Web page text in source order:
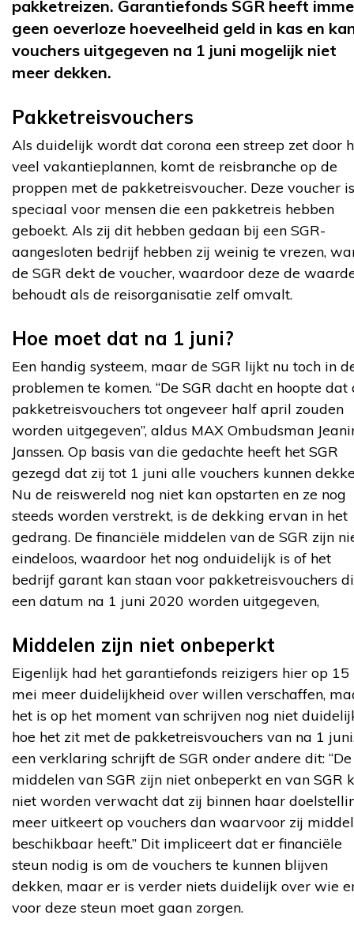
pakketreizen. Garantiefonds SGR heeft
geen oeverloze hoeveelheid geld in kas en
vouchers uitgegeven na 1 juni mogelijk niet
meer dekken.
Pakketreisvouchers
Als duidelijk wordt dat corona een streep zet door
veel vakantieplannen, komt de reisbranche op de
proppen met de pakketreisvoucher. Deze voucher is
speciaal voor mensen die een pakketreis hebben
geboekt. Als zij dit hebben gedaan bij een SGR-
aangesloten bedrijf hebben zij weinig te vrezen,
de SGR dekt de voucher, waardoor deze de
behoudt als de reisorganisatie zelf omvalt.
Hoe moet dat na 1 juni?
Een handig systeem, maar de SGR lijkt nu toch in
problemen te komen. “De SGR dacht en hoopte dat
pakketreisvouchers tot ongeveer half april zouden
worden uitgegeven”, aldus MAX Ombudsman
Janssen. Op basis van die gedachte heeft het SGR
gezegd dat zij tot 1 juni alle vouchers kunnen
Nu de reiswereld nog niet kan opstarten en ze nog
steeds worden verstrekt, is de dekking ervan in het
gedrang. De financiële middelen van de SGR zijn
eindeloos, waardoor het nog onduidelijk is of het
bedrijf garant kan staan voor pakketreisvouchers
een datum na 1 juni 2020 worden uitgegeven,
Middelen zijn niet onbeperkt
Eigenlijk had het garantiefonds reizigers hier op 15
mei meer duidelijkheid over willen verschaffen,
het is op het moment van schrijven nog niet
hoe het zit met de pakketreisvouchers van na 1
een verklaring schrijft de SGR onder andere dit: “De
middelen van SGR zijn niet onbeperkt en van SGR
niet worden verwacht dat zij binnen haar
meer uitkeert op vouchers dan waarvoor zij
beschikbaar heeft.” Dit impliceert dat er financiële
steun nodig is om de vouchers te kunnen blijven
dekken, maar er is verder niets duidelijk over wie
voor deze steun moet gaan zorgen.